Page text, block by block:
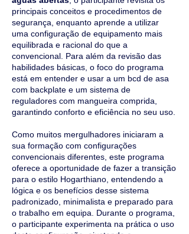
principais conceitos e procedimentos de
segurança, enquanto aprende a utilizar
uma configuração de equipamento mais
equilibrada e racional do que a
convencional. Para além da revisão das
habilidades básicas, o foco do programa
está em entender e usar a um bcd de asa
com backplate e um sistema de
reguladores com mangueira comprida,
garantindo conforto e eficiência no seu uso.
Como muitos mergulhadores iniciaram a
sua formação com configurações
convencionais diferentes, este programa
oferece a oportunidade de fazer a transição
para o estilo Hogarthiano, entendendo a
lógica e os benefícios desse sistema
padronizado, minimalista e preparado para
o trabalho em equipa. Durante o programa,
o participante experimenta na prática o uso